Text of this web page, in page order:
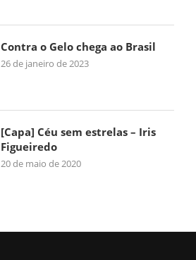
Contra o Gelo chega ao Brasil
26 de janeiro de 2023
[Capa] Céu sem estrelas – Iris
Figueiredo
20 de maio de 2020